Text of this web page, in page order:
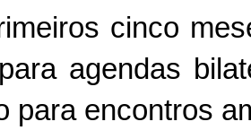
cinco
agendas
para encontros